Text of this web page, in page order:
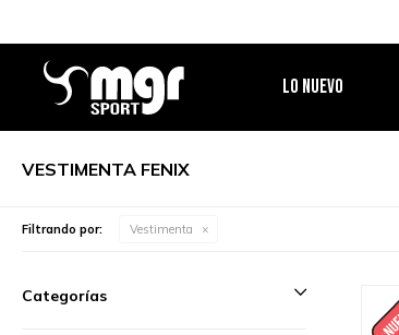
LO NUEVO
VESTIMENTA FENIX
Filtrando por: Vestimenta
Categorías